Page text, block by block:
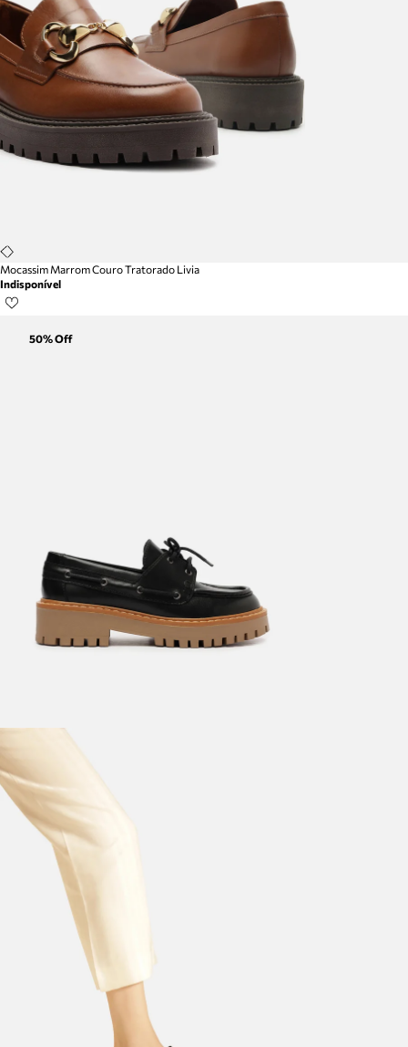
Mocassim Marrom Couro Tratorado Livia
Indisponível
50% Off